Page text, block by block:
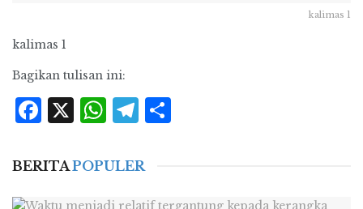
kalimas 1
kalimas 1
Bagikan tulisan ini:
Facebook
X WhatsApp
Telegram
BERITAPOPULER